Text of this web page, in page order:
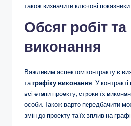
також визначити ключові
Обсяг робіт та
виконання
Важливим аспектом контракту є
таграфіку виконання . У
всі етапи проекту, строки їх
особи. Також варто передбачити
змін до проекту та їх вплив на